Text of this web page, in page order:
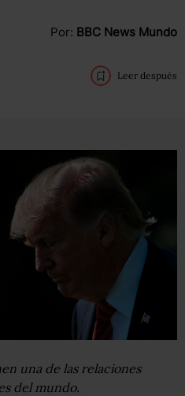
Por: BBC News Mundo
Leer después
una de las relaciones
del mundo.